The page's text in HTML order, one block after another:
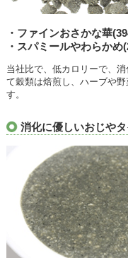
・ファインおさかな華
・スパミールやわらかめ
当社比で、低カロリーで、
て穀類は焙煎し、ハーブや
す。
消化に優しいおじや